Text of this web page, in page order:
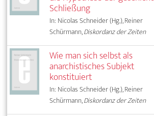
Schließung
In: Nicolas Schneider (Hg.), Reiner
Schürmann,Diskordanz der Zeiten
Wie man sich selbst als
anarchistisches Subjekt
konstituiert
In: Nicolas Schneider (Hg.), Reiner
Schürmann,Diskordanz der Zeiten